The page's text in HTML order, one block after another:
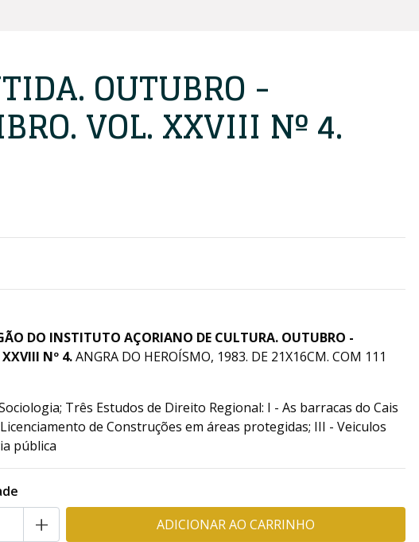
OUTUBRO -
VOL. XXVIII Nº 4.
DO INSTITUTO AÇORIANO DE CULTURA. OUTUBRO -
XXVIII Nº 4.ANGRA DO HEROÍSMO, 1983. DE 21X16CM. COM 111
Três Estudos de Direito Regional: I - As barracas do Cais
de Construções em áreas protegidas; III - Veiculos
pública
+